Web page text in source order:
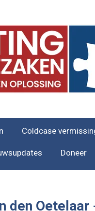
Coldcase
Doneer
den Oetelaar